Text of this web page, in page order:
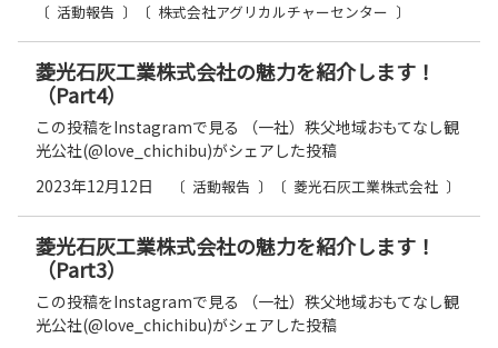
活動報告 株式会社アグリカルチャーセンター
2023年12月12日 活動報告 菱光石灰工業株式会社
菱光石灰工業株式会社の魅力を紹介します！
（Part4）
この投稿をInstagramで見る （一社）秩父地域おもてなし観
光公社(@love_chichibu)がシェアした投稿
菱光石灰工業株式会社の魅力を紹介します！
（Part3）
この投稿をInstagramで見る （一社）秩父地域おもてなし観
光公社(@love_chichibu)がシェアした投稿